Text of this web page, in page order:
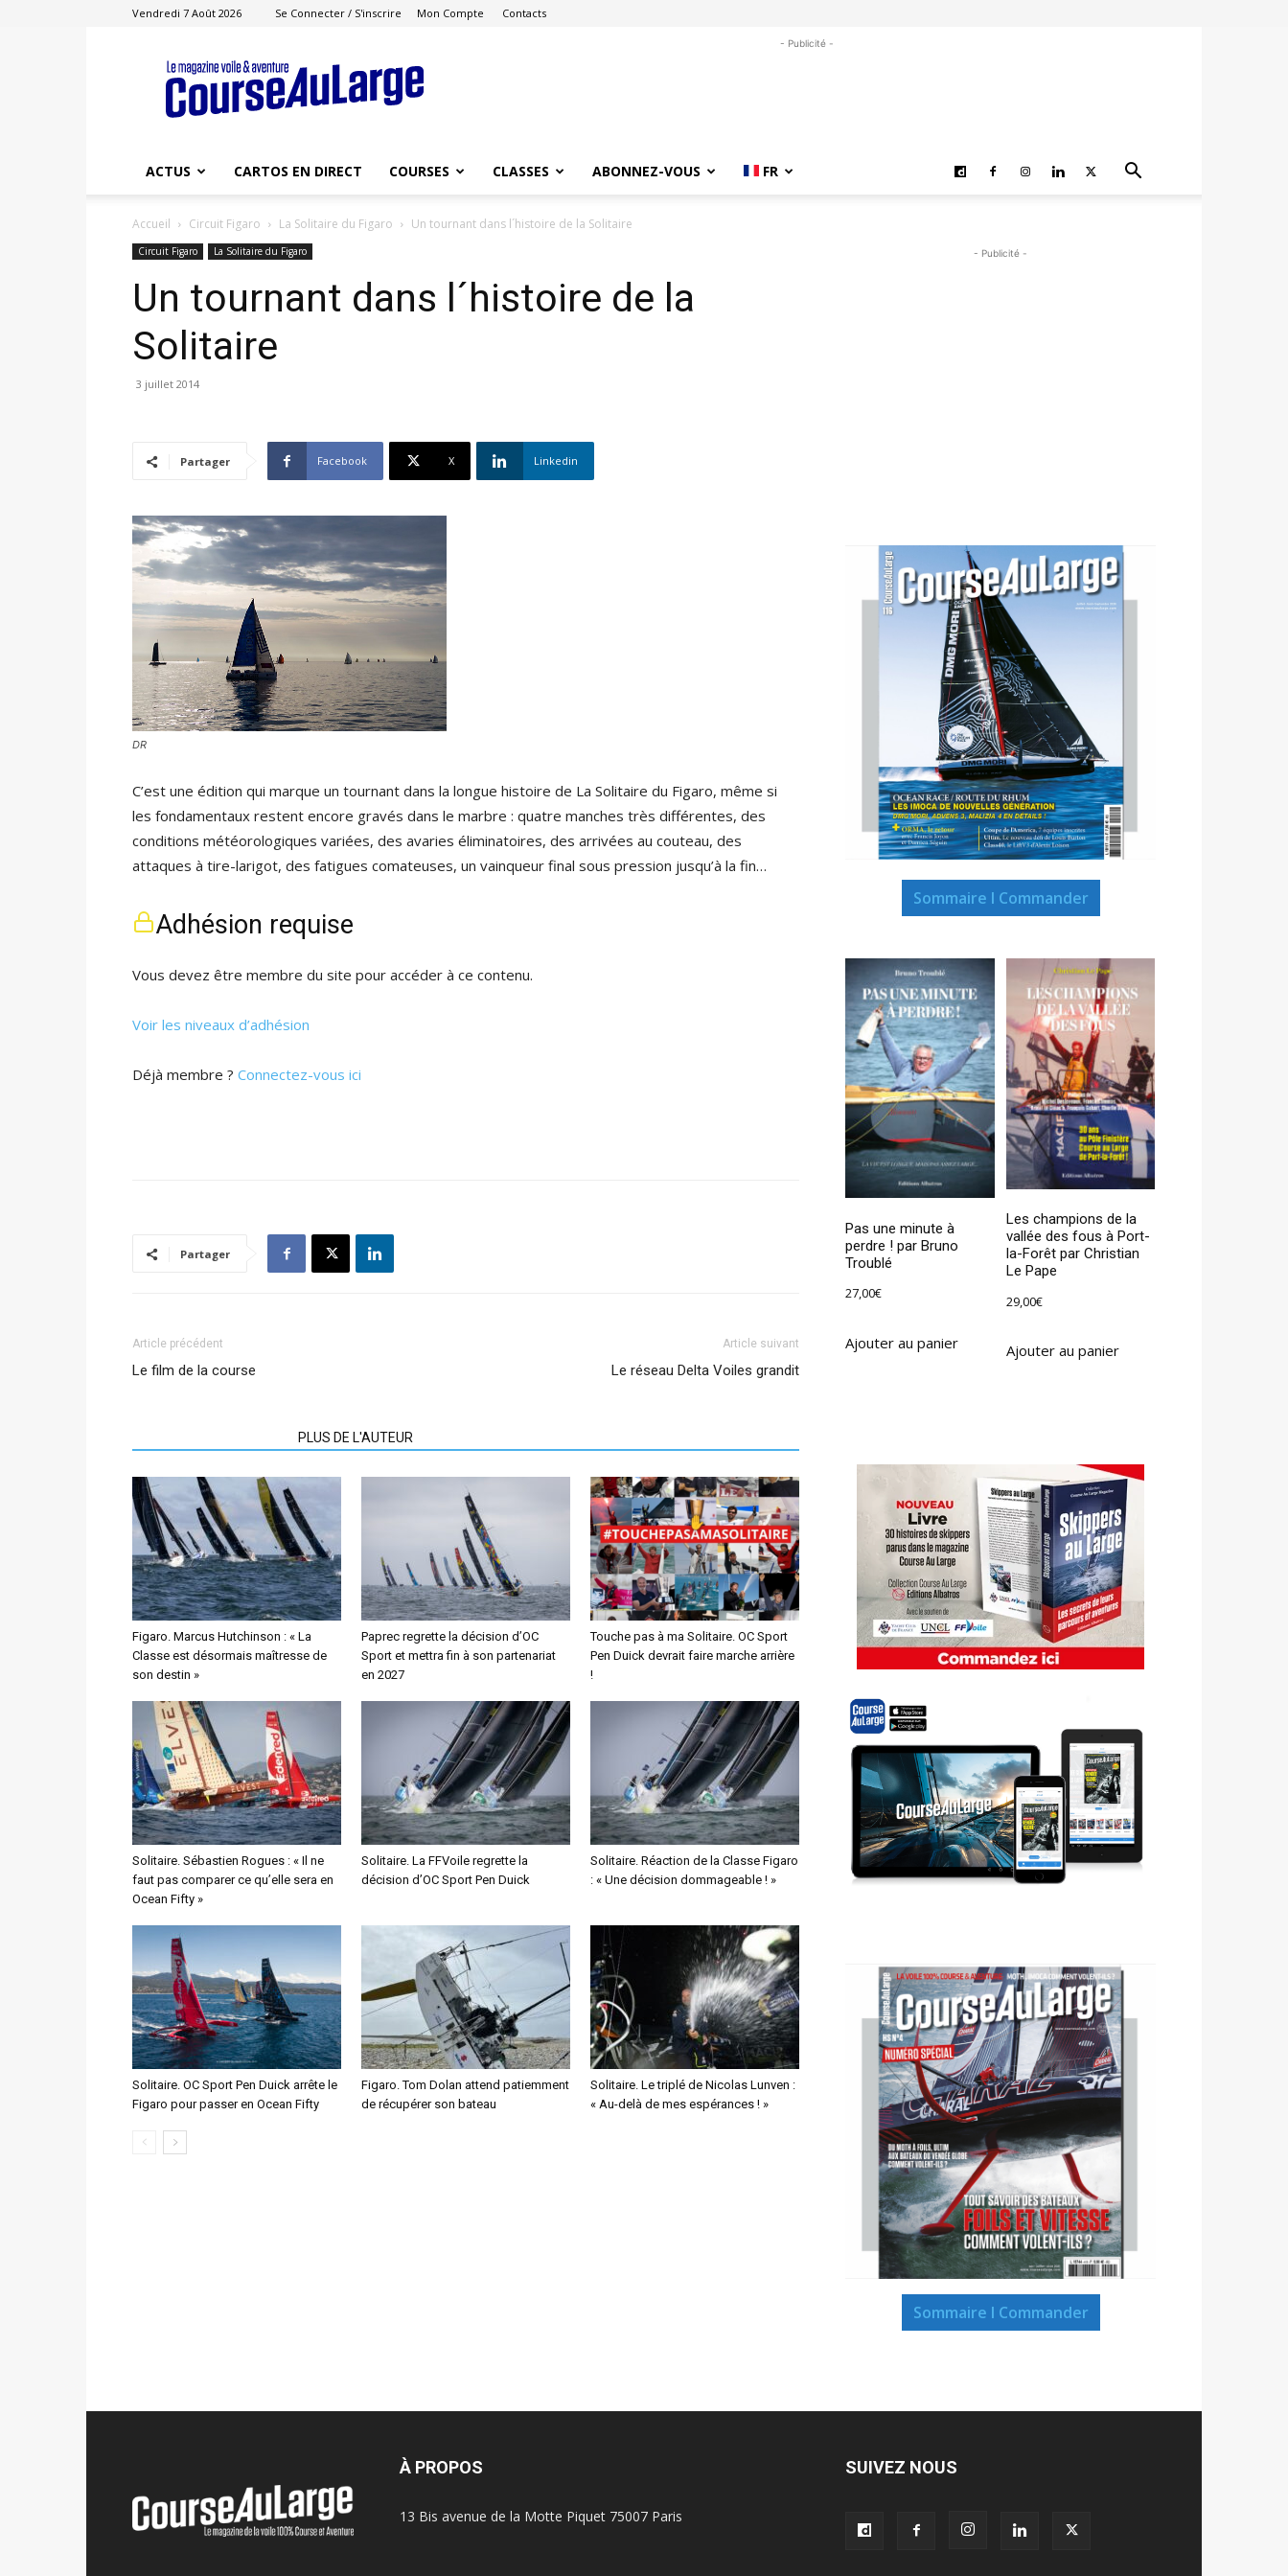
Vendredi 7 Août 2026 Se Connecter / S'inscrire Mon Compte Contacts
Course
au
Large
- Publicité -
ACTUS CARTOS EN DIRECT COURSES CLASSES ABONNEZ-VOUS FR
Accueil Circuit Figaro La Solitaire du Figaro Un tournant dans l´histoire de la Solitaire
Circuit Figaro La Solitaire du Figaro
Un tournant dans l´histoire de la
Solitaire
3 juillet 2014
Partager Facebook X Linkedin
DR
C’est une édition qui marque un tournant dans la longue histoire de La Solitaire du Figaro, même si
les fondamentaux restent encore gravés dans le marbre : quatre manches très différentes, des
conditions météorologiques variées, des avaries éliminatoires, des arrivées au couteau, des
attaques à tire-larigot, des fatigues comateuses, un vainqueur final sous pression jusqu’à la fin…
Adhésion requise
Vous devez être membre du site pour accéder à ce contenu.
Voir les niveaux d’adhésion
Déjà membre ? Connectez-vous ici
Partager
Article précédent
Le film de la course
Article suivant
Le réseau Delta Voiles grandit
PLUS DE L'AUTEUR
Figaro. Marcus Hutchinson : « La
Classe est désormais maîtresse de
son destin »
Paprec regrette la décision d’OC
Sport et mettra fin à son partenariat
en 2027
Touche pas à ma Solitaire. OC Sport
Pen Duick devrait faire marche arrière
!
Solitaire. Sébastien Rogues : « Il ne
faut pas comparer ce qu’elle sera en
Ocean Fifty »
Solitaire. La FFVoile regrette la
décision d’OC Sport Pen Duick
Solitaire. Réaction de la Classe Figaro
: « Une décision dommageable ! »
Solitaire. OC Sport Pen Duick arrête le
Figaro pour passer en Ocean Fifty
Figaro. Tom Dolan attend patiemment
de récupérer son bateau
Solitaire. Le triplé de Nicolas Lunven :
« Au-delà de mes espérances ! »
- Publicité -
Sommaire I Commander
Pas une minute à
perdre ! par Bruno
Troublé
27,00€
Ajouter au panier
Les champions de la
vallée des fous à Port-
la-Forêt par Christian
Le Pape
29,00€
Ajouter au panier
Sommaire I Commander
À PROPOS
13 Bis avenue de la Motte Piquet 75007 Paris
SUIVEZ NOUS